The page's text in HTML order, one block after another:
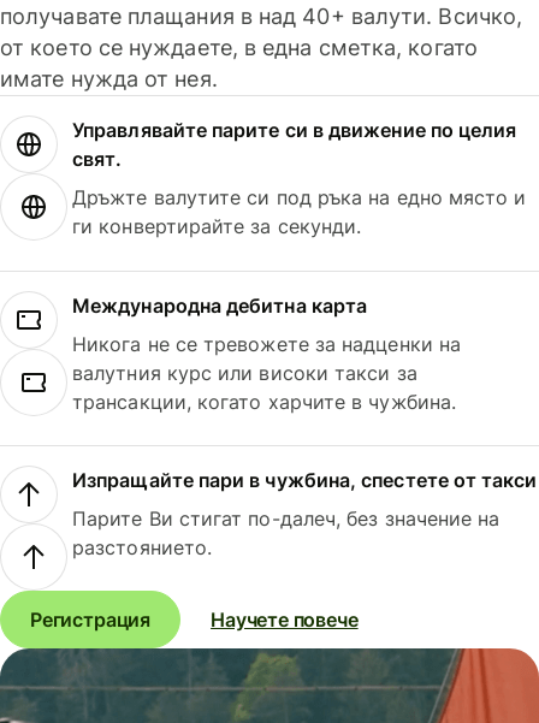
получавате плащания в над 40+ валути. Всичко,
от което се нуждаете, в една сметка, когато
имате нужда от нея.
Управлявайте парите си в движение по целия
свят.
Дръжте валутите си под ръка на едно място и
ги конвертирайте за секунди.
Международна дебитна карта
Никога не се тревожете за надценки на
валутния курс или високи такси за
трансакции, когато харчите в чужбина.
Изпращайте пари в чужбина, спестете от такси
Парите Ви стигат по-далеч, без значение на
разстоянието.
Регистрация Научете повече